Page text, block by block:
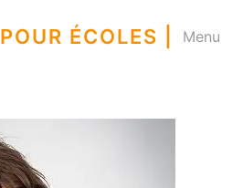
POUR ÉCOLES | Menu